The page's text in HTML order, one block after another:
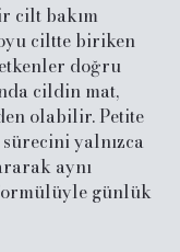
cilt bakım
ciltte biriken
doğru
cildin mat,
olabilir. Petite
yalnızca
aynı
günlük